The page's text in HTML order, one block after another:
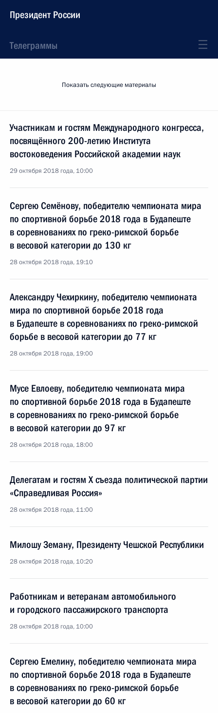
Президент России
Телеграммы
Показать следующие материалы
Участникам и гостям Международного конгресса,
посвящённого 200-летию Института
востоковедения Российской академии наук
29 октября 2018 года, 10:00
Сергею Семёнову, победителю чемпионата мира
по спортивной борьбе 2018 года в Будапеште
в соревнованиях по греко-римской борьбе
в весовой категории до 130 кг
28 октября 2018 года, 19:10
Александру Чехиркину, победителю чемпионата
мира по спортивной борьбе 2018 года
в Будапеште в соревнованиях по греко-римской
борьбе в весовой категории до 77 кг
28 октября 2018 года, 19:00
Мусе Евлоеву, победителю чемпионата мира
по спортивной борьбе 2018 года в Будапеште
в соревнованиях по греко-римской борьбе
в весовой категории до 97 кг
28 октября 2018 года, 18:00
Делегатам и гостям X съезда политической партии
«Справедливая Россия»
28 октября 2018 года, 11:00
Милошу Земану, Президенту Чешской Республики
28 октября 2018 года, 10:20
Работникам и ветеранам автомобильного
и городского пассажирского транспорта
28 октября 2018 года, 10:00
Сергею Емелину, победителю чемпионата мира
по спортивной борьбе 2018 года в Будапеште
в соревнованиях по греко-римской борьбе
в весовой категории до 60 кг